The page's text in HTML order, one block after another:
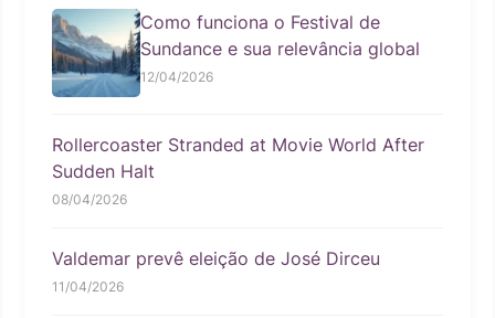
Como funciona o Festival de
Sundance e sua relevância global
12/04/2026
Rollercoaster Stranded at Movie World After
Sudden Halt
08/04/2026
Valdemar prevê eleição de José Dirceu
11/04/2026